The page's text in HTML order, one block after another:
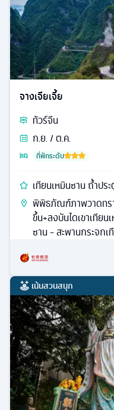
จางเจียเจี้ย
ทัวร์จีน
ก.ย. / ต.ค.
ที่พักระดับ
เทียนเหมินซาน ถ้ำปร
พิพิธภัณฑ์ภาพวาดทรา
ขึ้น+ลงบันไดเขาเทีย
ซาน - สะพานกระจก
หมู่บ้านวัฒนธรรมส
ซานเสีย
เน้นสวนสนุก